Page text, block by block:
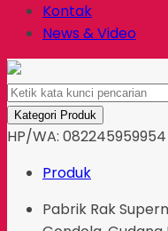
Kontak
News & Video
Kategori Produk
HP/WA: 082245959954
Produk
Pabrik Rak